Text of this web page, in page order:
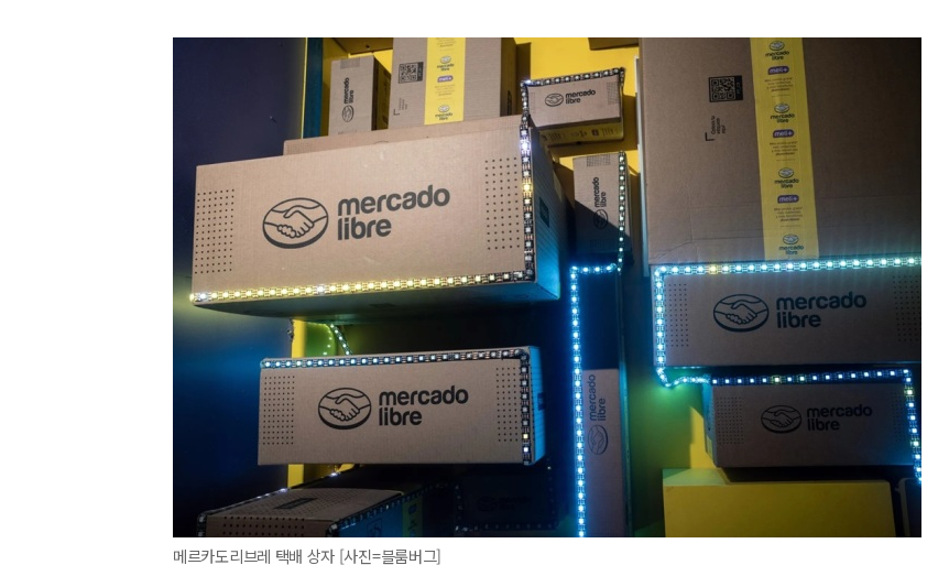
메르카도리브레 택배 상자 [사진=블룸버그]